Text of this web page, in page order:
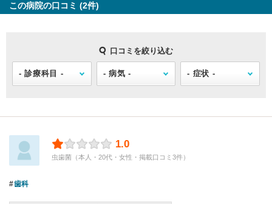
この病院の口コミ (2件)
口コミを絞り込む
1.0
虫歯菌（本人・20代・女性・掲載口コミ3件）
歯科